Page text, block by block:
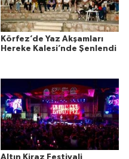
Körfez’de Yaz Akşamları
Hereke Kalesi’nde Şenlendi
Altın Kiraz Festivali